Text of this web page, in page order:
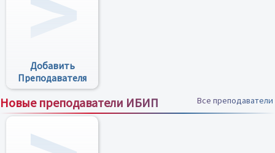
Добавить
Преподавателя
Новые преподаватели ИБИП Все преподаватели